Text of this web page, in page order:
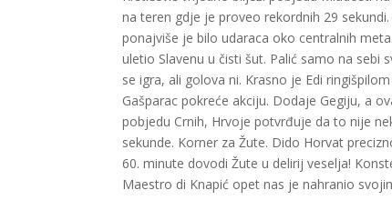
na teren gdje je proveo rekordnih 29
ponajviše je bilo udaraca oko centralnih
uletio Slavenu u čisti šut. Palić samo na
se igra, ali golova ni. Krasno je Edi
Gašparac pokreće akciju. Dodaje Gegiju, a
pobjedu Crnih, Hrvoje potvrđuje da to nije
sekunde. Korner za Žute. Dido Horvat
60. minute dovodi Žute u delirij veselja!
Maestro di Knapić opet nas je nahranio